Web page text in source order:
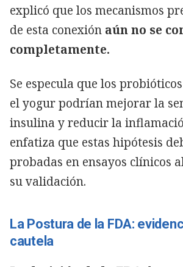
explicó que los mecanismos
de esta conexión aún no se
completamente.
Se especula que los
el yogur podrían mejorar la
insulina y reducir la
enfatiza que estas hipótesis
probadas en ensayos clínicos
su validación.
La Postura de la FDA:
cautela